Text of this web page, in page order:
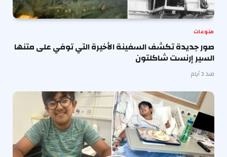
منوعات
صور جديدة تكشف السفينة الأخيرة التي توفي على متنها
السير إرنست شاكلتون
منذ 3 أيام